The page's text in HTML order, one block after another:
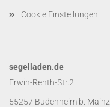
Cookie Einstellungen
segelladen.de
Erwin-Renth-Str.2
55257 Budenheim b. Mainz